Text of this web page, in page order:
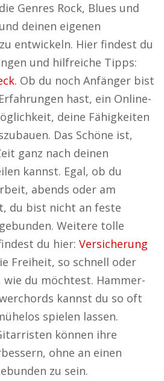
Genres Rock, Blues und
deinen eigenen
entwickeln. Hier findest du
und hilfreiche Tipps:
. Ob du noch Anfänger bist
hast, ein Online-
deine Fähigkeiten
Das Schöne ist,
ganz nach deinen
kannst. Egal, ob du
abends oder am
du bist nicht an feste
Weitere tolle
du hier: Versicherung
Freiheit, so schnell oder
wie du möchtest. Hammer-
kannst du so oft
spielen lassen.
können ihre
ohne an einen
zu sein.